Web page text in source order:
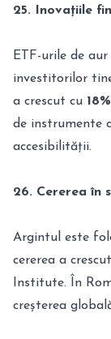
25. Inovațiile
ETF-urile de
investitorilor
a crescut cu 18%
de instrumente
accesibilității.
26. Cererea în
Argintul este
cererea a
Institute. În
creșterea